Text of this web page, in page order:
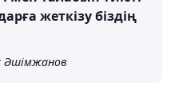
жеткізу біздің
Әшімжанов